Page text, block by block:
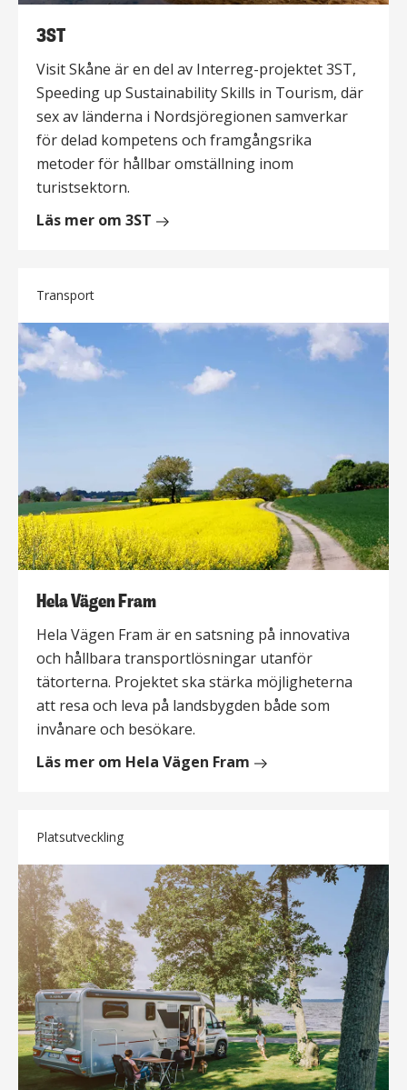
3ST
Visit Skåne är en del av Interreg-projektet 3ST,
Speeding up Sustainability Skills in Tourism, där
sex av länderna i Nordsjöregionen samverkar
för delad kompetens och framgångsrika
metoder för hållbar omställning inom
turistsektorn.
Läs mer om 3ST
Transport
Hela Vägen Fram
Hela Vägen Fram är en satsning på innovativa
och hållbara transportlösningar utanför
tätorterna. Projektet ska stärka möjligheterna
att resa och leva på landsbygden både som
invånare och besökare.
Läs mer om Hela Vägen Fram
Platsutveckling